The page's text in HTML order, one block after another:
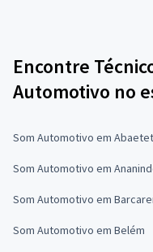
Encontre
Automotivo no
Som Automotivo em
Som Automotivo em
Som Automotivo em
Som Automotivo em Belém